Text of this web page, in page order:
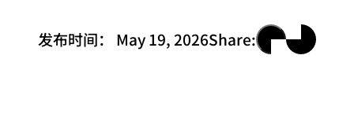
发布时间： May 19, 2026Share: